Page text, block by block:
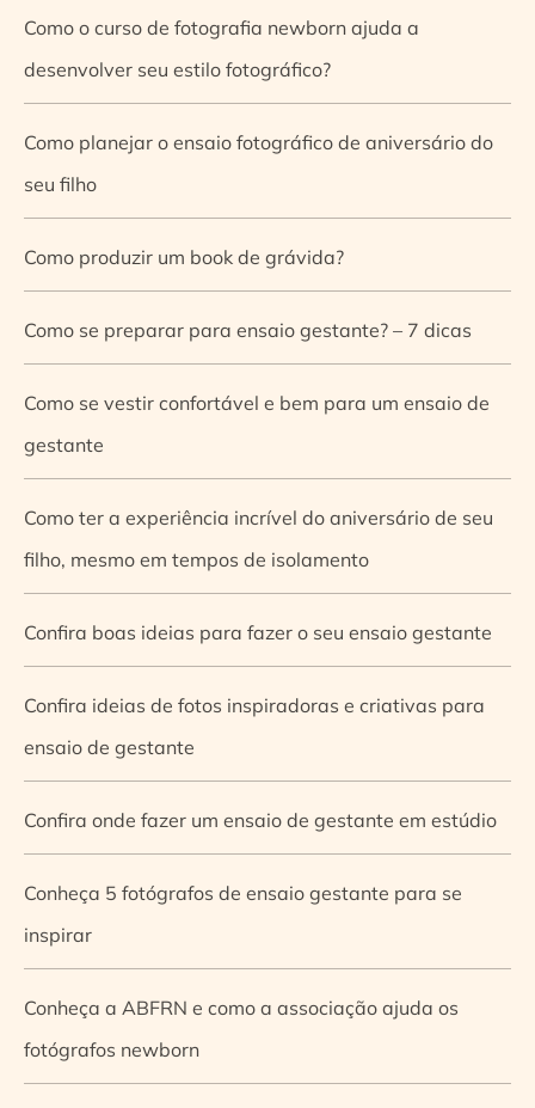
Como o curso de fotografia newborn ajuda a
desenvolver seu estilo fotográfico?
Como planejar o ensaio fotográfico de aniversário do
seu filho
Como produzir um book de grávida?
Como se preparar para ensaio gestante? – 7 dicas
Como se vestir confortável e bem para um ensaio de
gestante
Como ter a experiência incrível do aniversário de seu
filho, mesmo em tempos de isolamento
Confira boas ideias para fazer o seu ensaio gestante
Confira ideias de fotos inspiradoras e criativas para
ensaio de gestante
Confira onde fazer um ensaio de gestante em estúdio
Conheça 5 fotógrafos de ensaio gestante para se
inspirar
Conheça a ABFRN e como a associação ajuda os
fotógrafos newborn